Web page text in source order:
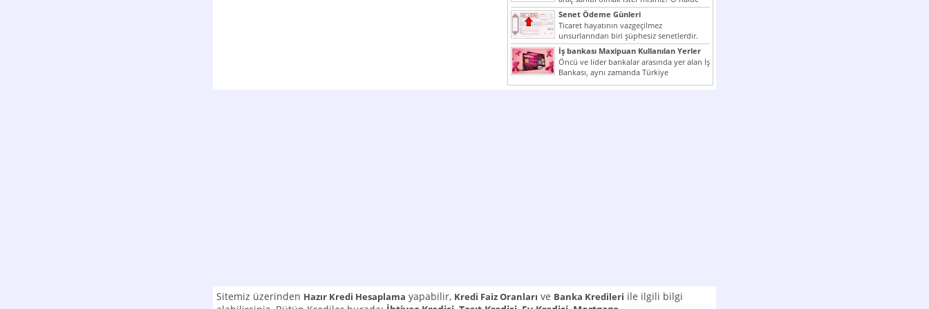
yazımız ilginizi...
Senet Ödeme Günleri
Ticaret hayatının vazgeçilmez
unsurlarından biri şüphesiz senetlerdir.
Çünkü senetler en çok kullanılan ödeme
araçlarıdır. Taksitler...
İş bankası Maxipuan Kullanılan Yerler
Öncü ve lider bankalar arasında yer alan İş
Bankası, aynı zamanda Türkiye
Cumhuriyeti’nin ilk milli...
Sitemiz üzerinden Hazır Kredi Hesaplama yapabilir, Kredi Faiz Oranları ve Banka Kredileri ile ilgili bilgi